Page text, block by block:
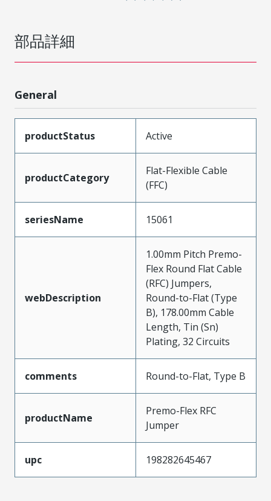
部品詳細
General
productStatus Active
productCategory
Flat-Flexible Cable
(FFC)
seriesName 15061
webDescription
1.00mm Pitch Premo-
Flex Round Flat Cable
(RFC) Jumpers,
Round-to-Flat (Type
B), 178.00mm Cable
Length, Tin (Sn)
Plating, 32 Circuits
comments Round-to-Flat, Type B
productName
Premo-Flex RFC
Jumper
upc 198282645467